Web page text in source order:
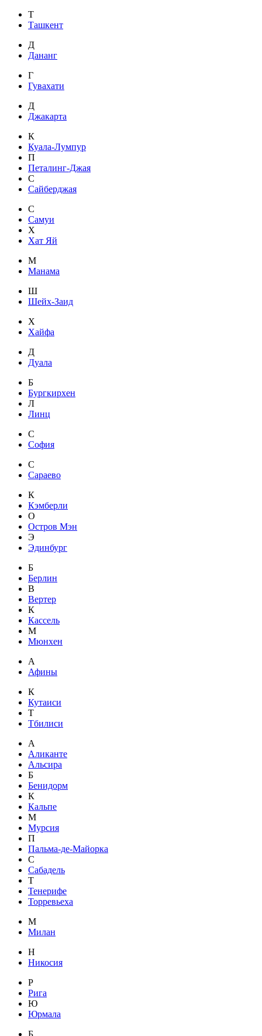
Т
Ташкент
Д
Дананг
Г
Гувахати
Д
Джакарта
К
Куала-Лумпур
П
Петалинг-Джая
С
Сайберджая
С
Самуи
Х
Хат Яй
М
Манама
Ш
Шейх-Заид
Х
Хайфа
Д
Дуала
Б
Бургкирхен
Л
Линц
С
София
С
Сараево
К
Кэмберли
О
Остров Мэн
Э
Эдинбург
Б
Берлин
В
Вертер
К
Кассель
М
Мюнхен
А
Афины
К
Кутаиси
Т
Тбилиси
А
Аликанте
Альсира
Б
Бенидорм
К
Кальпе
М
Мурсия
П
Пальма-де-Майорка
С
Сабадель
Т
Тенерифе
Торревьеха
М
Милан
Н
Никосия
Р
Рига
Ю
Юрмала
Б